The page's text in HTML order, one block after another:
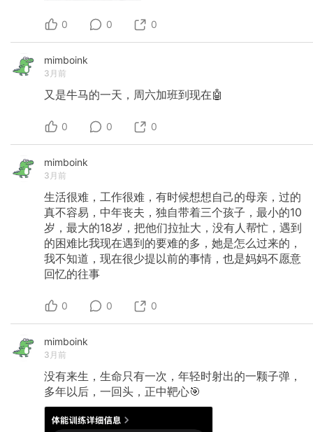
0 0 0
mimboink
3月前
又是牛马的一天，周六加班到现在🤖
0 0 0
mimboink
3月前
生活很难，工作很难，有时候想想自己的母亲，过的
真不容易，中年丧夫，独自带着三个孩子，最小的10
岁，最大的18岁，把他们拉扯大，没有人帮忙，遇到
的困难比我现在遇到的要难的多，她是怎么过来的，
我不知道，现在很少提以前的事情，也是妈妈不愿意
回忆的往事
0 0 0
mimboink
3月前
没有来生，生命只有一次，年轻时射出的一颗子弹，
多年以后，一回头，正中靶心🎯